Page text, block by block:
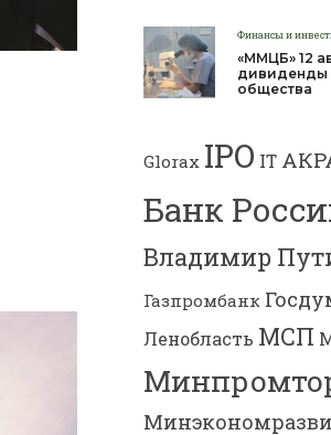
Финансы и
«ММЦБ» 12
дивиденды
общества
Glorax IPO IT
Банк
Владимир
Газпромбанк
Ленобласть МСП